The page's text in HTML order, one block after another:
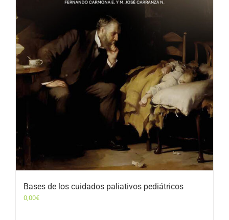
Bases de los cuidados paliativos pediátricos
0,00€